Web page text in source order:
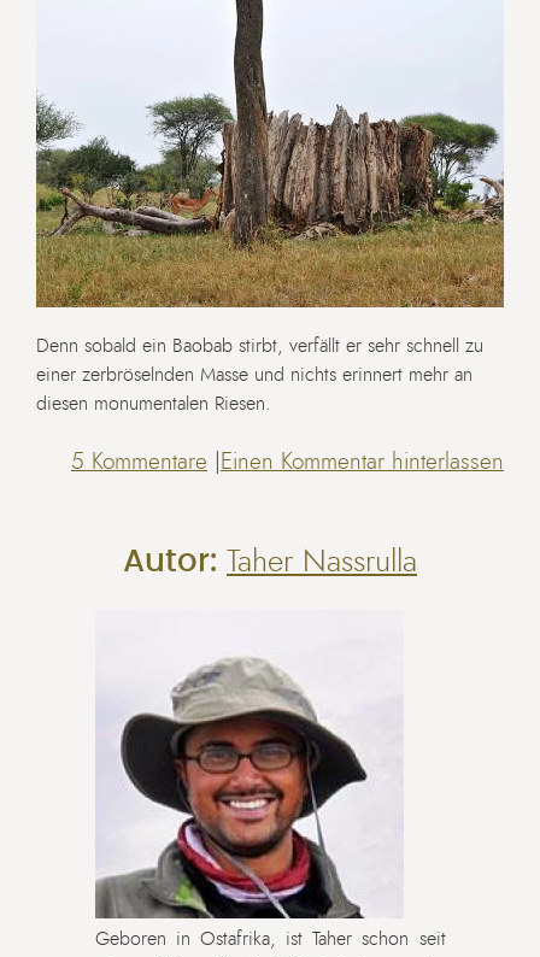
Denn sobald ein Baobab stirbt, verfällt er sehr schnell zu
einer zerbröselnden Masse und nichts erinnert mehr an
diesen monumentalen Riesen.
5 Kommentare Einen Kommentar hinterlassen
Autor: Taher Nassrulla
Geboren in Ostafrika, ist Taher schon seit